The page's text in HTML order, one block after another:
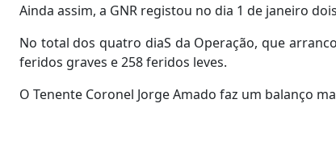
Ainda assim, a GNR registou no dia 1 de janeiro
No total dos quatro diaS da Operação, que
feridos graves e 258 feridos leves.
O Tenente Coronel Jorge Amado faz um balanço